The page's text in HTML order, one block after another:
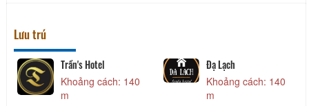
Lưu trú
Trần's Hotel
Khoảng cách: 140
m
Đạ Lạch
Khoảng cách: 140
m